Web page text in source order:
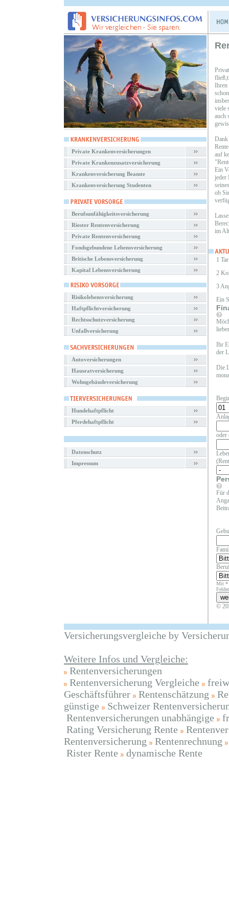
Private Krankenversicherungen
Private Krankenzusatzversicherung
Krankenversicherung Beamte
Krankenversicherung Studenten
Berufsunfähigkeitsversicherung
Riester Rentenversicherung
Private Rentenversicherung
Fondsgebundene Lebensversicherung
Britische Lebensversicherung
Kapital Lebensversicherung
Risikolebensversicherung
Haftpflichtversicherung
Rechtsschutzversicherung
Unfallversicherung
Autoversicherungen
Hausratversicherung
Wohngebäudeversicherung
Hundehaftpflicht
Pferdehaftpflicht
Datenschutz
Impressum
fließ;t
Ihren
viele
auch
Dank
auf
Ein
jeder
ob
im
1
2
3
Ein
Ihr
der
Die
oder
Für
Mit *
©
Versicherungsvergleiche by
Weitere Infos und Vergleiche:
Rentenversicherungen
Rentenversicherung Vergleiche
Geschäftsführer
Rentenschätzung
günstige
Schweizer
Rentenversicherungen unabhängige
Rating Versicherung Rente
Rentenversicherung
Rentenrechnung
Rister Rente
dynamische Rente